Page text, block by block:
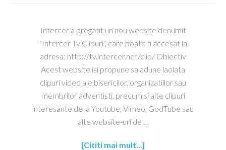
Intercer a pregatit un nou website denumit
"Intercer Tv Clipuri", care poate fi accesat la
adresa: http://tv.intercer.net/clip/ Obiectiv
Acest website isi propune sa adune laolata
clipuri video ale bisericilor, organizatiilor sau
membrilor adventisti, precum si alte clipuri
interesante de la Youtube, Vimeo, GodTube sau
alte website-uri de …
[Cititi mai mult...]